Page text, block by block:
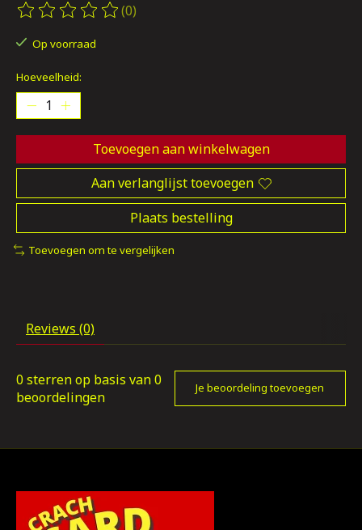
De beoordeling van dit product is
(0)
Op voorraad
Hoeveelheid:
Toevoegen aan winkelwagen
Aan verlanglijst toevoegen
Plaats bestelling
Toevoegen om te vergelijken
Reviews (0)
0 sterren op basis van0
beoordelingen
Je beoordeling toevoegen